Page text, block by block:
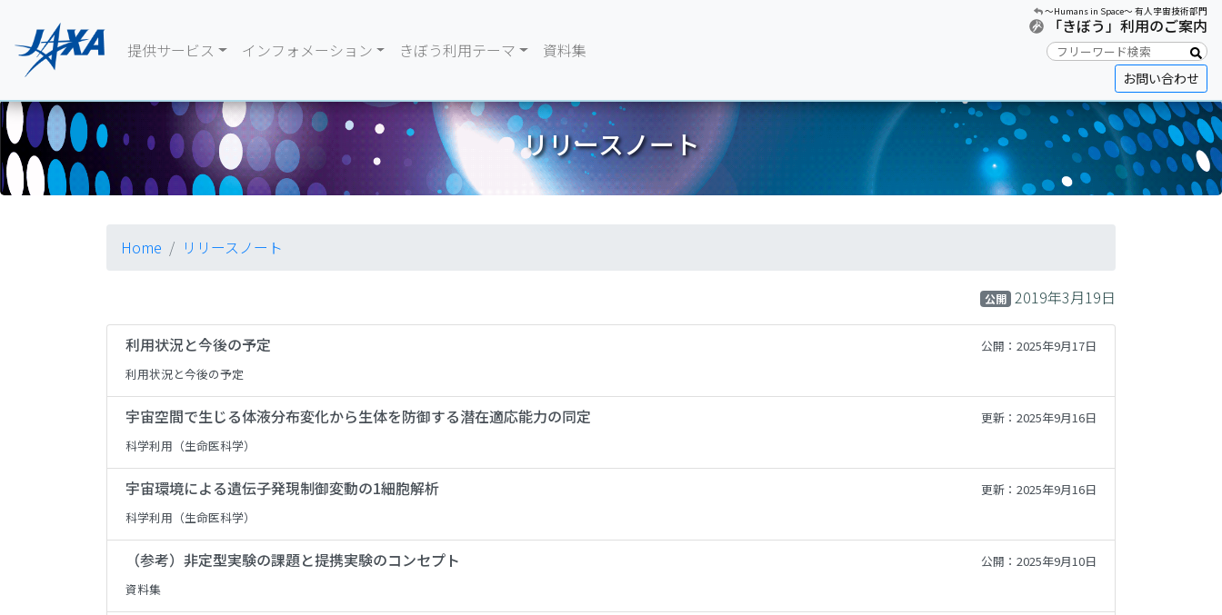
提供サービス インフォメーション きぼう利用テーマ 資料集
〜Humans in Space〜 有人宇宙技術部門
「きぼう」利用のご案内
お問い合わせ
リリースノート
Home リリースノート
公開 2019年3月19日
利用状況と今後の予定
公開：2025年9月17日
利用状況と今後の予定
宇宙空間で生じる体液分布変化から生体を防御する潜在適応能力の同定
更新：2025年9月16日
科学利用（生命医科学）
宇宙環境による遺伝子発現制御変動の1細胞解析
更新：2025年9月16日
科学利用（生命医科学）
（参考）非定型実験の課題と提携実験のコンセプト
公開：2025年9月10日
資料集